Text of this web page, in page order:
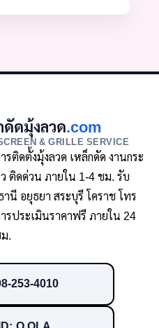
ดัดมุ้งลวด.com
& GRILLE SERVICE
รติดตั้งมุ้งลวด เหล็กดัด งานกระ
ติดด่วน ภายใน 1-4 ชม. รับ
อยุธยา สระบุรี โคราช โทร
ประเมินราคาฟรี ภายใน 24
.
253-4010